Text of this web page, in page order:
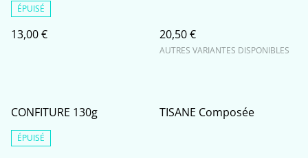
ÉPUISÉ
13,00 € 20,50 €
AUTRES VARIANTES DISPONIBLES
CONFITURE 130g
ÉPUISÉ
TISANE Composée